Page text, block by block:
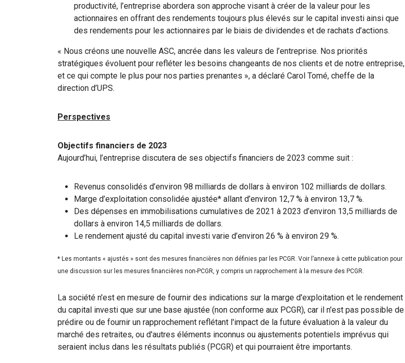
productivité, l’entreprise abordera son approche visant à créer de la valeur pour les
actionnaires en offrant des rendements toujours plus élevés sur le capital investi ainsi que
des rendements pour les actionnaires par le biais de dividendes et de rachats d’actions.
« Nous créons une nouvelle ASC, ancrée dans les valeurs de l’entreprise. Nos priorités
stratégiques évoluent pour refléter les besoins changeants de nos clients et de notre entreprise,
et ce qui compte le plus pour nos parties prenantes », a déclaré Carol Tomé, cheffe de la
direction d’UPS.
Perspectives
Objectifs financiers de 2023
Aujourd’hui, l’entreprise discutera de ses objectifs financiers de 2023 comme suit :
Revenus consolidés d’environ 98 milliards de dollars à environ 102 milliards de dollars.
Marge d’exploitation consolidée ajustée* allant d’environ 12,7 % à environ 13,7 %.
Des dépenses en immobilisations cumulatives de 2021 à 2023 d’environ 13,5 milliards de
dollars à environ 14,5 milliards de dollars.
Le rendement ajusté du capital investi varie d’environ 26 % à environ 29 %.
* Les montants « ajustés » sont des mesures financières non définies par les PCGR. Voir l’annexe à cette publication pour
une discussion sur les mesures financières non-PCGR, y compris un rapprochement à la mesure des PCGR.
La société n'est en mesure de fournir des indications sur la marge d'exploitation et le rendement
du capital investi que sur une base ajustée (non conforme aux PCGR), car il n'est pas possible de
prédire ou de fournir un rapprochement reflétant l'impact de la future évaluation à la valeur du
marché des retraites, ou d'autres éléments inconnus ou ajustements potentiels imprévus qui
seraient inclus dans les résultats publiés (PCGR) et qui pourraient être importants.